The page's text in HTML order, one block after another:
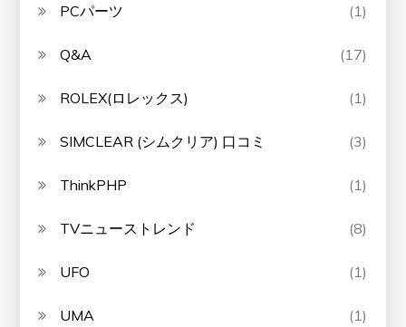
PCパーツ (1)
Q&A (17)
ROLEX(ロレックス) (1)
SIMCLEAR (シムクリア) 口コミ (3)
ThinkPHP (1)
TVニューストレンド (8)
UFO (1)
UMA (1)